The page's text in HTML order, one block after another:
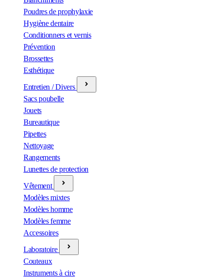
Poudres de prophylaxie
Hygiène dentaire
Conditionners et vernis
Prévention
Brossettes
Esthétique
Entretien / Divers
Sacs poubelle
Jouets
Bureautique
Pipettes
Nettoyage
Rangements
Lunettes de protection
Vêtement
Modèles mixtes
Modèles homme
Modèles femme
Accessoires
Laboratoire
Couteaux
Instruments à cire